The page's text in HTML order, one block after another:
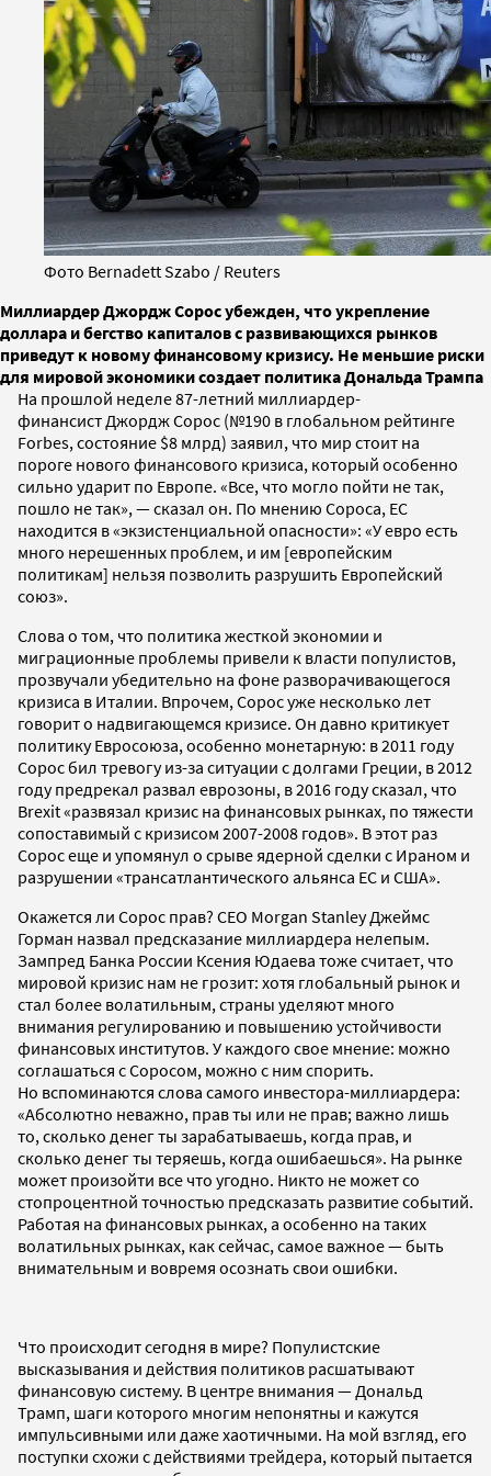
Фото Bernadett Szabo / Reuters
Миллиардер Джордж Сорос убежден, что укрепление
доллара и бегство капиталов с развивающихся рынков
приведут к новому финансовому кризису. Не меньшие риски
для мировой экономики создает политика Дональда Трампа
На прошлой неделе 87-летний миллиардер-
финансист Джордж Сорос (№190 в глобальном рейтинге
Forbes, состояние $8 млрд) заявил, что мир стоит на
пороге нового финансового кризиса, который особенно
сильно ударит по Европе. «Все, что могло пойти не так,
пошло не так», — сказал он. По мнению Сороса, ЕС
находится в «экзистенциальной опасности»: «У евро есть
много нерешенных проблем, и им [европейским
политикам] нельзя позволить разрушить Европейский
союз».
Слова о том, что политика жесткой экономии и
миграционные проблемы привели к власти популистов,
прозвучали убедительно на фоне разворачивающегося
кризиса в Италии. Впрочем, Сорос уже несколько лет
говорит о надвигающемся кризисе. Он давно критикует
политику Евросоюза, особенно монетарную: в 2011 году
Сорос бил тревогу из-за ситуации с долгами Греции, в 2012
году предрекал развал еврозоны, в 2016 году сказал, что
Brexit «развязал кризис на финансовых рынках, по тяжести
сопоставимый с кризисом 2007-2008 годов». В этот раз
Сорос еще и упомянул о срыве ядерной сделки с Ираном и
разрушении «трансатлантического альянса ЕС и США».
Окажется ли Сорос прав? СЕО Morgan Stanley Джеймс
Горман назвал предсказание миллиардера нелепым.
Зампред Банка России Ксения Юдаева тоже считает, что
мировой кризис нам не грозит: хотя глобальный рынок и
стал более волатильным, страны уделяют много
внимания регулированию и повышению устойчивости
финансовых институтов. У каждого свое мнение: можно
соглашаться с Соросом, можно с ним спорить.
Но вспоминаются слова самого инвестора-миллиардера:
«Абсолютно неважно, прав ты или не прав; важно лишь
то, сколько денег ты зарабатываешь, когда прав, и
сколько денег ты теряешь, когда ошибаешься». На рынке
может произойти все что угодно. Никто не может со
стопроцентной точностью предсказать развитие событий.
Работая на финансовых рынках, а особенно на таких
волатильных рынках, как сейчас, самое важное — быть
внимательным и вовремя осознать свои ошибки.
Что происходит сегодня в мире? Популистские
высказывания и действия политиков расшатывают
финансовую систему. В центре внимания — Дональд
Трамп, шаги которого многим непонятны и кажутся
импульсивными или даже хаотичными. На мой взгляд, его
поступки схожи с действиями трейдера, который пытается